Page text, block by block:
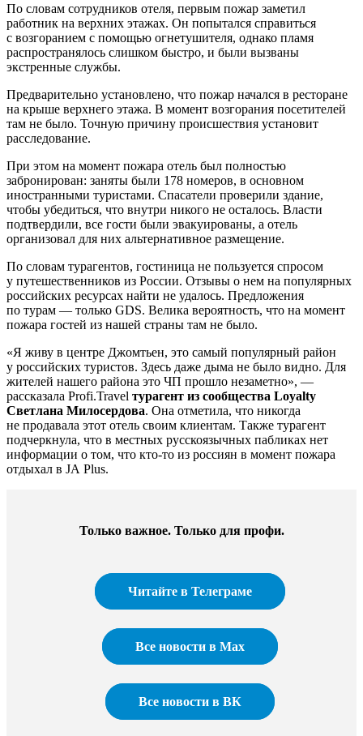
По словам сотрудников отеля, первым пожар заметил
работник на верхних этажах. Он попытался справиться
с возгоранием с помощью огнетушителя, однако пламя
распространялось слишком быстро, и были вызваны
экстренные службы.
Предварительно установлено, что пожар начался в ресторане
на крыше верхнего этажа. В момент возгорания посетителей
там не было. Точную причину происшествия установит
расследование.
При этом на момент пожара отель был полностью
забронирован: заняты были 178 номеров, в основном
иностранными туристами. Спасатели проверили здание,
чтобы убедиться, что внутри никого не осталось. Власти
подтвердили, все гости были эвакуированы, а отель
организовал для них альтернативное размещение.
По словам турагентов, гостиница не пользуется спросом
у путешественников из России. Отзывы о нем на популярных
российских ресурсах найти не удалось. Предложения
по турам — только GDS. Велика вероятность, что на момент
пожара гостей из нашей страны там не было.
«Я живу в центре Джомтьен, это самый популярный район
у российских туристов. Здесь даже дыма не было видно. Для
жителей нашего района это ЧП прошло незаметно», —
рассказала Profi.Travel турагент из сообщества Loyalty
Светлана Милосердова. Она отметила, что никогда
не продавала этот отель своим клиентам. Также турагент
подчеркнула, что в местных русскоязычных пабликах нет
информации о том, что кто-то из россиян в момент пожара
отдыхал в JA Plus.
Только важное. Только для профи.​
Читайте в Телеграме
Все новости в Max
Все новости в ВК